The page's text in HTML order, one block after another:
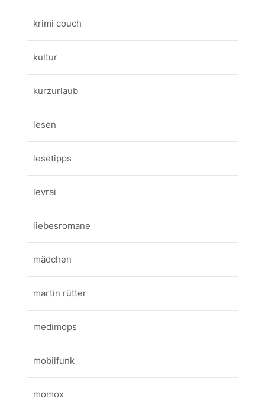
krimi couch
kultur
kurzurlaub
lesen
lesetipps
levrai
liebesromane
mädchen
martin rütter
medimops
mobilfunk
momox